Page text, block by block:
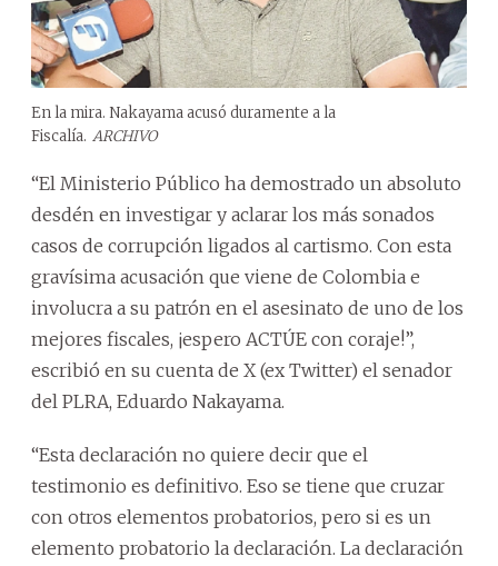
En la mira. Nakayama acusó duramente a la
Fiscalía. ARCHIVO
“El Ministerio Público ha demostrado un absoluto
desdén en investigar y aclarar los más sonados
casos de corrupción ligados al cartismo. Con esta
gravísima acusación que viene de Colombia e
involucra a su patrón en el asesinato de uno de los
mejores fiscales, ¡espero ACTÚE con coraje!”,
escribió en su cuenta de X (ex Twitter) el senador
del PLRA, Eduardo Nakayama.
“Esta declaración no quiere decir que el
testimonio es definitivo. Eso se tiene que cruzar
con otros elementos probatorios, pero si es un
elemento probatorio la declaración. La declaración